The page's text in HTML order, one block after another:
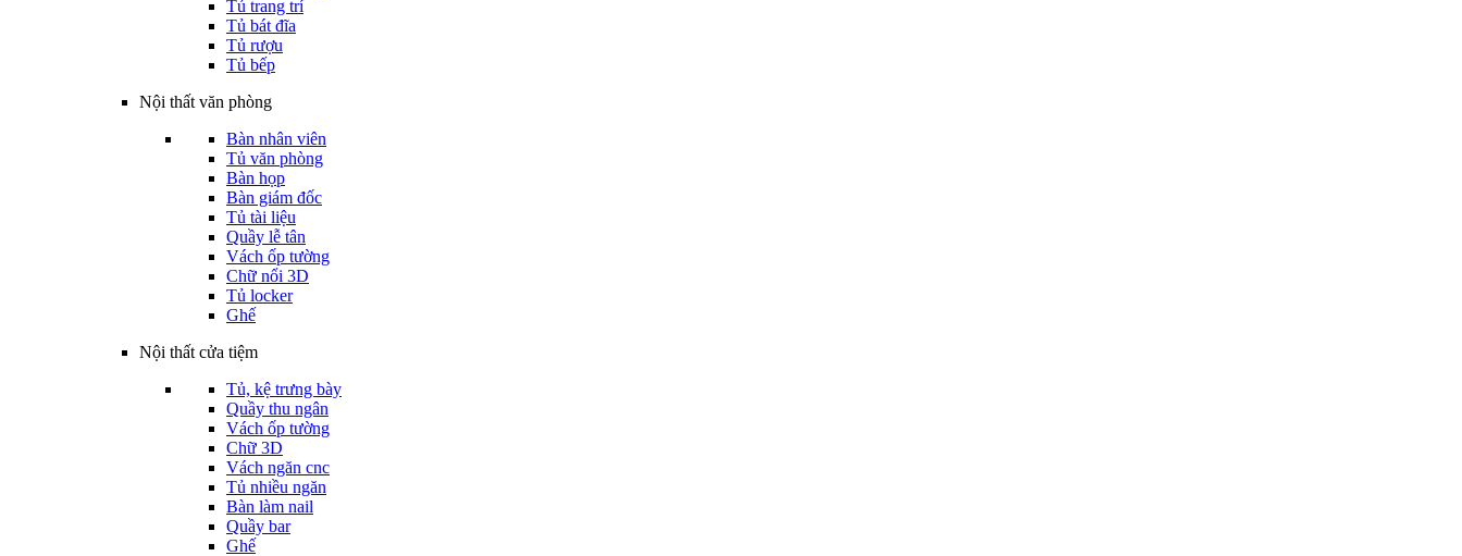
Tủ trang trí
Tủ bát đĩa
Tủ rượu
Tủ bếp
Nội thất văn phòng
Bàn nhân viên
Tủ văn phòng
Bàn họp
Bàn giám đốc
Tủ tài liệu
Quầy lễ tân
Vách ốp tường
Chữ nổi 3D
Tủ locker
Ghế
Nội thất cửa tiệm
Tủ, kệ trưng bày
Quầy thu ngân
Vách ốp tường
Chữ 3D
Vách ngăn cnc
Tủ nhiều ngăn
Bàn làm nail
Quầy bar
Ghế